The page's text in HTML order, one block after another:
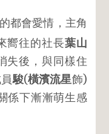
都會愛情，主角
嚮往的社長葉山
失後，與同樣住
駿(橫濱流星飾)
係下漸漸萌生感